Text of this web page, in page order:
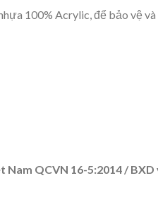
100% Acrylic, để bảo vệ
QCVN 16-5:2014 /